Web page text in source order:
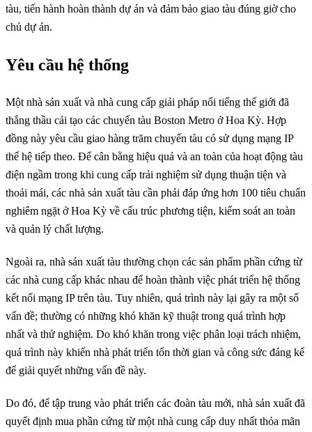
tàu, tiến hành hoàn thành dự án và đảm bảo giao tàu đúng giờ cho
chủ dự án.
Yêu cầu hệ thống
Một nhà sản xuất và nhà cung cấp giải pháp nổi tiếng thế giới đã
thắng thầu cải tạo các chuyến tàu Boston Metro ở Hoa Kỳ. Hợp
đồng này yêu cầu giao hàng trăm chuyến tàu có sử dụng mạng IP
thế hệ tiếp theo. Để cân bằng hiệu quả và an toàn của hoạt động tàu
điện ngầm trong khi cung cấp trải nghiệm sử dụng thuận tiện và
thoải mái, các nhà sản xuất tàu cần phải đáp ứng hơn 100 tiêu chuẩn
nghiêm ngặt ở Hoa Kỳ về cấu trúc phương tiện, kiểm soát an toàn
và quản lý chất lượng.
Ngoài ra, nhà sản xuất tàu thường chọn các sản phẩm phần cứng từ
các nhà cung cấp khác nhau để hoàn thành việc phát triển hệ thống
kết nối mạng IP trên tàu. Tuy nhiên, quá trình này lại gây ra một số
vấn đề; thường có những khó khăn kỹ thuật trong quá trình hợp
nhất và thử nghiệm. Do khó khăn trong việc phân loại trách nhiệm,
quá trình này khiến nhà phát triển tốn thời gian và công sức đáng kể
để giải quyết những vấn đề này.
Do đó, để tập trung vào phát triển các đoàn tàu mới, nhà sản xuất đã
quyết định mua phần cứng từ một nhà cung cấp duy nhất thỏa mãn